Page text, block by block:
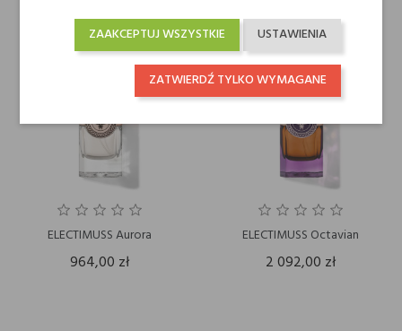
ELECTIMUSS Aurora
964,00 zł
ELECTIMUSS Octavian
2 092,00 zł
USTAWIENIA
ZAAKCEPTUJ WSZYSTKIE
ZATWIERDŹ TYLKO WYMAGANE